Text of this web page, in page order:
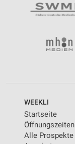
WEEKLI
Startseite
Öffnungszeiten
Alle Prospekte